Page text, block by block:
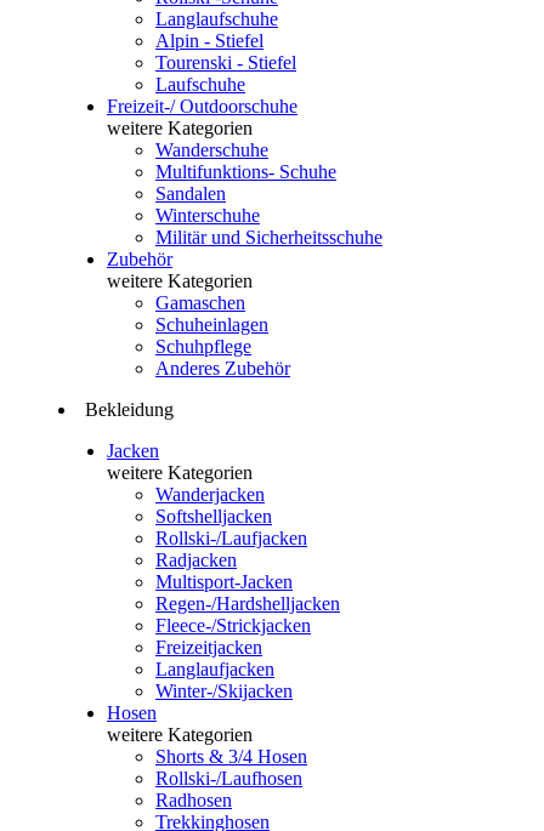
Langlaufschuhe
Alpin - Stiefel
Tourenski - Stiefel
Laufschuhe
Freizeit-/ Outdoorschuhe
weitere Kategorien
Wanderschuhe
Multifunktions- Schuhe
Sandalen
Winterschuhe
Militär und Sicherheitsschuhe
Zubehör
weitere Kategorien
Gamaschen
Schuheinlagen
Schuhpflege
Anderes Zubehör
Bekleidung
Jacken
weitere Kategorien
Wanderjacken
Softshelljacken
Rollski-/Laufjacken
Radjacken
Multisport-Jacken
Regen-/Hardshelljacken
Fleece-/Strickjacken
Freizeitjacken
Langlaufjacken
Winter-/Skijacken
Hosen
weitere Kategorien
Shorts & 3/4 Hosen
Rollski-/Laufhosen
Radhosen
Trekkinghosen